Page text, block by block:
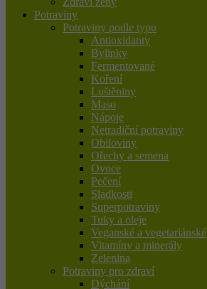
Potraviny
Potraviny podle typu
Antioxidanty
Bylinky
Fermentované
Koření
Luštěniny
Maso
Nápoje
Netradiční potraviny
Obiloviny
Ořechy a semena
Ovoce
Pečení
Sladkosti
Superpotraviny
Tuky a oleje
Veganské a vegetariánské
Vitamíny a minerály
Zelenina
Potraviny pro zdraví
Dýchání